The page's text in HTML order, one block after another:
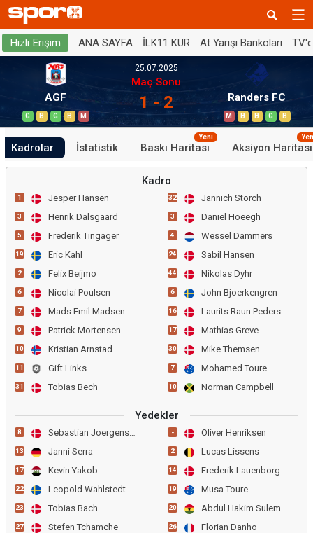
Hızlı Erişim ANA SAYFA İLK11 KUR At Yarışı Bankoları
AGF
G B G B M
25.07.2025
Maç Sonu
1 - 2 Randers FC
M B B G B
Kadrolar İstatistik Baskı Haritası
Yeni
Aksiyon Haritası
Kadro
1 Jesper Hansen
3 Henrik Dalsgaard
5 Frederik Tingager
19 Eric Kahl
2 Felix Beijmo
6 Nicolai Poulsen
7 Mads Emil Madsen
9 Patrick Mortensen
10 Kristian Arnstad
11 Gift Links
31 Tobias Bech
32 Jannich Storch
3 Daniel Hoeegh
4 Wessel Dammers
24 Sabil Hansen
44 Nikolas Dyhr
6 John Bjoerkengren
16 Laurits Raun Pedersen
17 Mathias Greve
30 Mike Themsen
7 Mohamed Toure
10 Norman Campbell
Yedekler
8 Sebastian Joergensen
13 Janni Serra
17 Kevin Yakob
22 Leopold Wahlstedt
23 Tobias Bach
27 Stefen Tchamche
- Oliver Henriksen
2 Lucas Lissens
14 Frederik Lauenborg
19 Musa Toure
20 Abdul Hakim Sulemana
26 Florian Danho